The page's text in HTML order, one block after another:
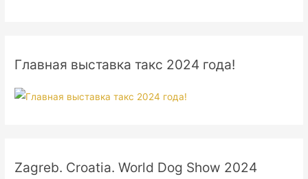
Главная выставка такс 2024 года!
Zagreb. Croatia. World Dog Show 2024